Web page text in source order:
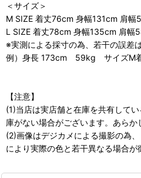
＜サイズ＞
M SIZE 着丈76cm 身幅131cm 肩
L SIZE 着丈78cm 身幅135cm 肩幅
※実測による採寸の為、若干の誤差
例）身長 173cm 59kg サイズM着
【注意】
(1)当店は実店舗と在庫を共有して
庫がない場合がございます。あらか
(2)画像はデジカメによる撮影の為
により実際の色と若干異なる場合